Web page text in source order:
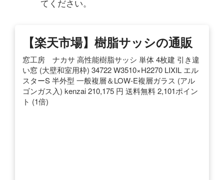
てください。
【楽天市場】樹脂サッシの通販
窓工房 ナカサ 高性能樹脂サッシ 単体 4枚建 引き違
い窓 (大壁和室用枠) 34722 W3510×H2270 LIXIL エル
スターS 半外型 一般複層＆LOW-E複層ガラス (アル
ゴンガス入) kenzai 210,175 円 送料無料 2,101ポイン
ト (1倍)